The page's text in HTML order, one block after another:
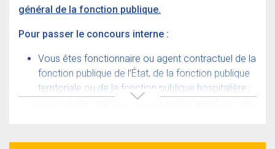
citoyenneté (JDC) en France ; ou si vous êtes
militaire s’il est obligatoire dans votre pays
d’origine.
Vous devez produire, à la date de la première
épreuve, un brevet de natation qui atteste de votre
aptitude à parcourir 50 mètres à la nage.
général de la fonction publique.
Pour passer le concours interne :
Vous êtes fonctionnaire ou agent contractuel de la
fonction publique de l’État, de la fonction publique
territoriale ou de la fonction publique hospitalière ;
ou vous êtes militaire ; ou vous êtes agent au sein